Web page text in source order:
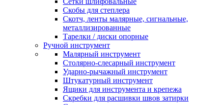
Скобы для степлера
Скотч, ленты малярные, сигнальные,
металлизированные
Тарелки / диски опорные
Ручной инструмент
Малярный инструмент
Столярно-слесарный инструмент
Ударно-рычажный инструмент
Штукатурный инструмент
Ящики для инструмента и крепежа
Скребки для расшивки швов затирки